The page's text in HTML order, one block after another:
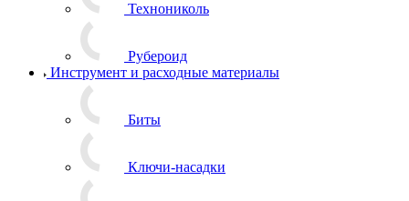
Технониколь
Рубероид
Инструмент и расходные материалы
Биты
Ключи-насадки